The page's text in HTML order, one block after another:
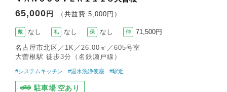
65,000 円 （共益費 5,000円）
敷 なし 礼 なし 保 なし 仲 71,500円
名古屋市北区／1K／26.00㎡／605号室
大曽根駅 徒歩3分（名鉄瀬戸線）
#システムキッチン #温水洗浄便座 #駅近
駐車場 空あり